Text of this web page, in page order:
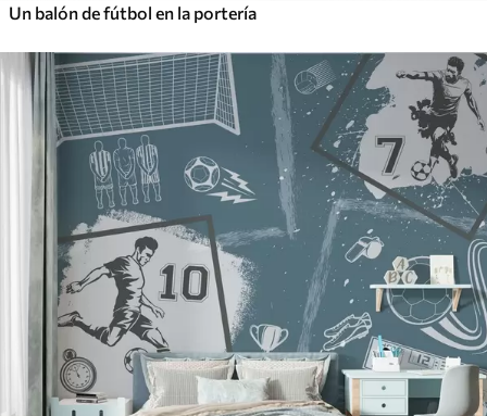
Un balón de fútbol en la portería